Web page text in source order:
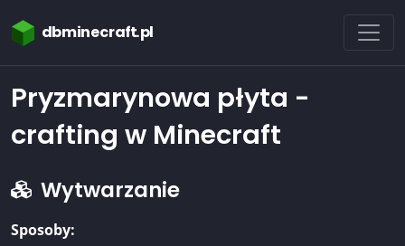
dbminecraft.pl
Pryzmarynowa płyta -
crafting w Minecraft
Wytwarzanie
Sposoby: